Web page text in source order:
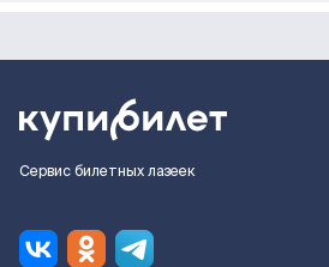
Сервис билетных лазеек